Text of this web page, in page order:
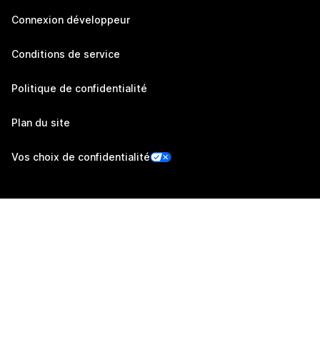
Connexion développeur
Conditions de service
Politique de confidentialité
Plan du site
Vos choix de confidentialité